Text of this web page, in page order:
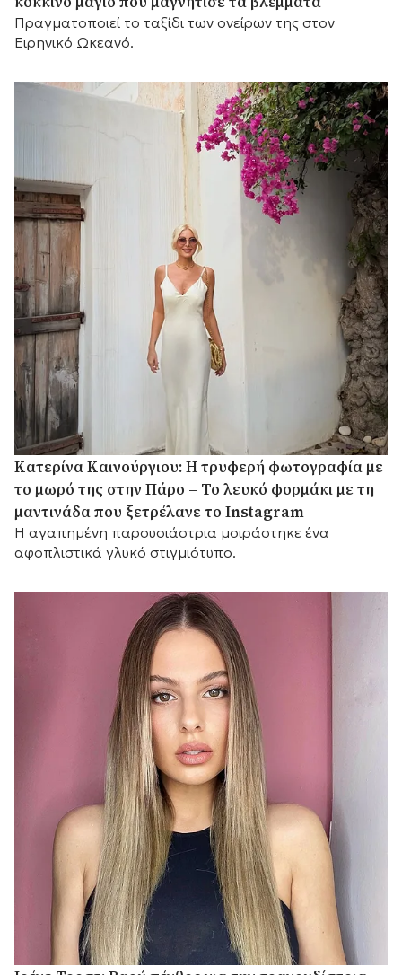
Πραγματοποιεί το ταξίδι των ονείρων της στον
Ειρηνικό Ωκεανό.
Κατερίνα Καινούργιου: Η τρυφερή φωτογραφία με
το μωρό της στην Πάρο – Το λευκό φορμάκι με τη
μαντινάδα που ξετρέλανε το Instagram
Η αγαπημένη παρουσιάστρια μοιράστηκε ένα
αφοπλιστικά γλυκό στιγμιότυπο.